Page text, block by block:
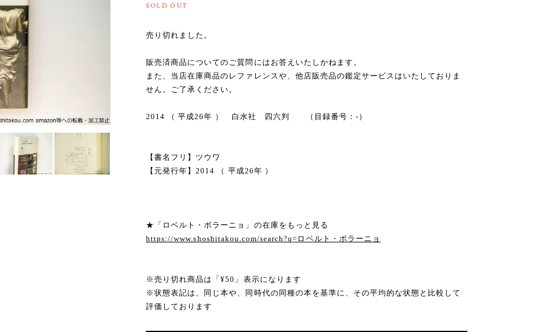
SOLD OUT
売り切れました。
販売済商品についてのご質問にはお答えいたしかねます。
また、当店在庫商品のレファレンスや、他店販売品の鑑定サービスはいたしておりま
せん。ご了承ください。
2014 （ 平成26年 ） 白水社 四六判 （目録番号：-）
【書名フリ】ツウワ
【元発行年】2014 （ 平成26年 ）
★「ロベルト・ボラーニョ」の在庫をもっと見る
https://www.shoshitakou.com/search?q=ロベルト・ボラーニョ
※売り切れ商品は「¥50」表示になります
※状態表記は、同じ本や、同時代の同種の本を基準に、その平均的な状態と比較して
評価しております